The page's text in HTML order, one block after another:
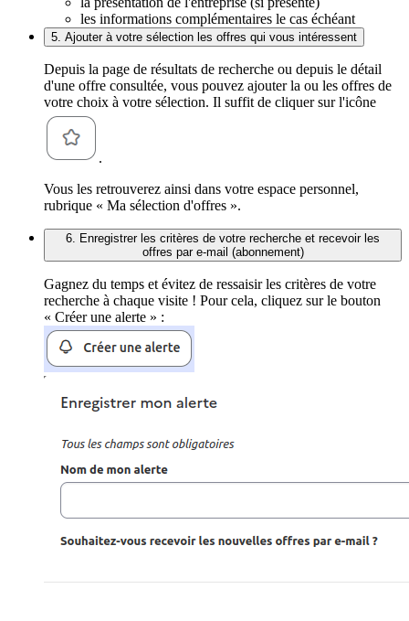
les informations complémentaires le cas échéant
5. Ajouter à votre sélection les offres qui vous intéressent
Depuis la page de résultats de recherche ou depuis le détail
d'une offre consultée, vous pouvez ajouter la ou les offres de
votre choix à votre sélection. Il suffit de cliquer sur l'icône
.
Vous les retrouverez ainsi dans votre espace personnel,
rubrique « Ma sélection d'offres ».
6. Enregistrer les critères de votre recherche et recevoir les
offres par e-mail (abonnement)
Gagnez du temps et évitez de ressaisir les critères de votre
recherche à chaque visite ! Pour cela, cliquez sur le bouton
« Créer une alerte » :